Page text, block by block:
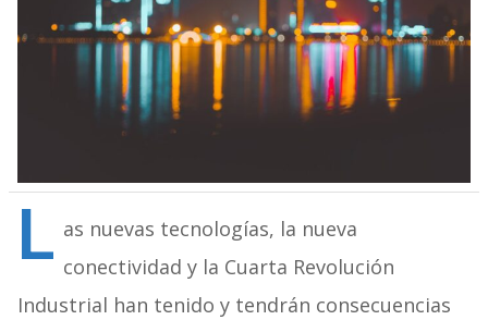
L as nuevas tecnologías, la nueva
conectividad y la Cuarta Revolución
Industrial han tenido y tendrán consecuencias